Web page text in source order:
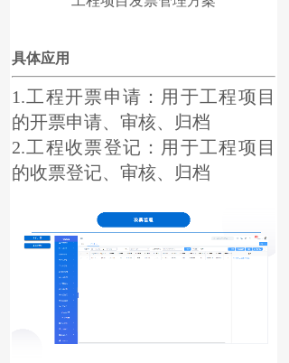
具体应用
1.工程开票申请：用于工程项目
的开票申请、审核、归档
2.工程收票登记：用于工程项目
的收票登记、审核、归档